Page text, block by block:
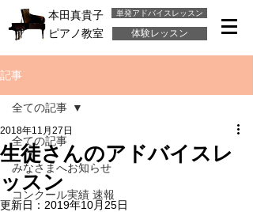
単発アドバイスレッスン
本田真貴子
ピアノ教室
体験レッスン
記事
全ての記事
みなさまへお知らせ
コンクール実績 速報
全ての記事
生徒さんのアドバイスレ
ッスン
2018年11月27日
更新日： 2019年10月25日